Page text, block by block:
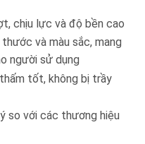
chịu lực và độ bền cao
và màu sắc, mang
người sử dụng
tốt, không bị trầy
so với các thương hiệu